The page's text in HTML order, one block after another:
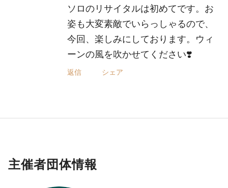
ソロのリサイタルは初めてです。お
姿も大変素敵でいらっしゃるので、
今回、楽しみにしております。ウィ
ーンの風を吹かせてください❣️
返信 シェア
主催者団体情報